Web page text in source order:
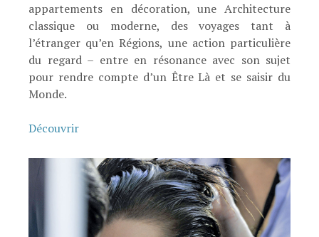
appartements en décoration, une Architecture
classique ou moderne, des voyages tant à
l’étranger qu’en Régions, une action particulière
du regard – entre en résonance avec son sujet
pour rendre compte d’un Être Là et se saisir du
Monde.
Découvrir